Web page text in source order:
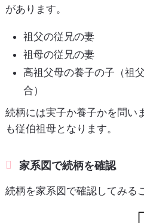
があります。
祖父の従兄の妻
祖母の従兄の妻
高祖父母の養子の子（祖
合）
続柄には実子か養子かを問い
も従伯祖母となります。
家系図で続柄を確認
続柄を家系図で確認してみる